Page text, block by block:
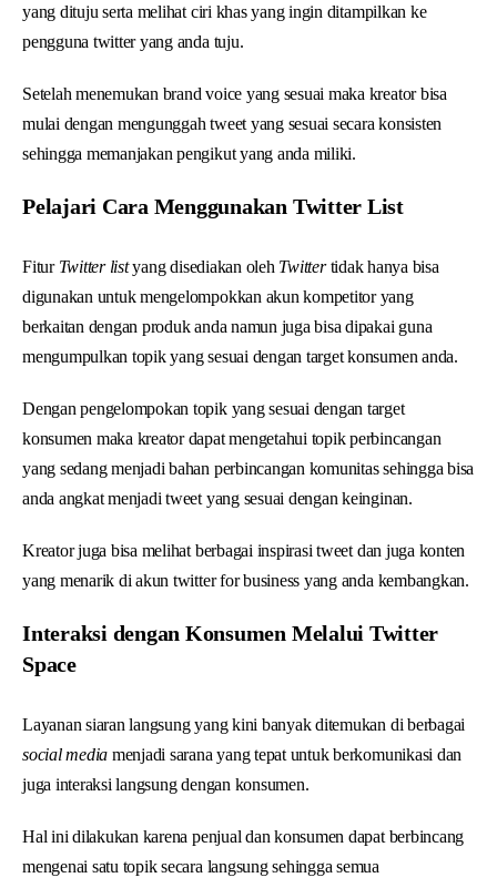
yang dituju serta melihat ciri khas yang ingin ditampilkan ke
pengguna twitter yang anda tuju.
Setelah menemukan brand voice yang sesuai maka kreator bisa
mulai dengan mengunggah tweet yang sesuai secara konsisten
sehingga memanjakan pengikut yang anda miliki.
Pelajari Cara Menggunakan Twitter List
Fitur Twitter listyang disediakan oleh Twittertidak hanya bisa
digunakan untuk mengelompokkan akun kompetitor yang
berkaitan dengan produk anda namun juga bisa dipakai guna
mengumpulkan topik yang sesuai dengan target konsumen anda.
Dengan pengelompokan topik yang sesuai dengan target
konsumen maka kreator dapat mengetahui topik perbincangan
yang sedang menjadi bahan perbincangan komunitas sehingga bisa
anda angkat menjadi tweet yang sesuai dengan keinginan.
Kreator juga bisa melihat berbagai inspirasi tweet dan juga konten
yang menarik di akun twitter for business yang anda kembangkan.
Interaksi dengan Konsumen Melalui Twitter
Space
Layanan siaran langsung yang kini banyak ditemukan di berbagai
social media menjadi sarana yang tepat untuk berkomunikasi dan
juga interaksi langsung dengan konsumen.
Hal ini dilakukan karena penjual dan konsumen dapat berbincang
mengenai satu topik secara langsung sehingga semua